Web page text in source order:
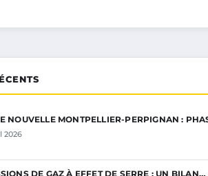
NOUVELLE MONTPELLIER-PERPIGNAN :
2026
DE GAZ À EFFET DE SERRE : UN BILAN…